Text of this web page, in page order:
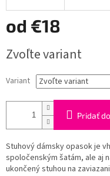
od €18
cena:
Zvoľte variant
Variant
Pridať
Stuhový dámsky opasok je
spoločenským šatám, ale aj
ukončený stuhou na